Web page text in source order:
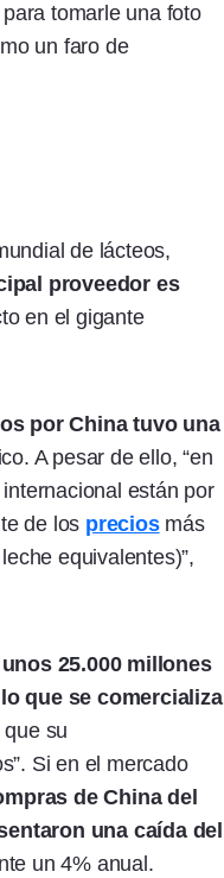
tomarle una foto
un faro de
de lácteos,
proveedor es
en el gigante
por China tuvo una
A pesar de ello, “en
están por
de los preciosmás
equivalentes)”,
25.000 millones
que se comercializa
su
Si en el mercado
de China del
una caída del
un 4% anual.